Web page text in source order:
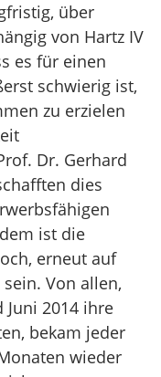
über
von Hartz IV
es für einen
schwierig ist,
zu erzielen
Dr. Gerhard
dies
ist die
erneut auf
Von allen,
Juni 2014 ihre
bekam jeder
wieder